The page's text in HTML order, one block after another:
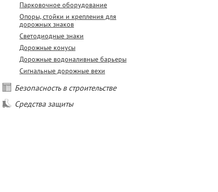
Парковочное оборудование
Опоры, стойки и крепления для
дорожных знаков
Светодиодные знаки
Дорожные конусы
Дорожные водоналивные барьеры
Сигнальные дорожные вехи
Безопасность в строительстве
Средства защиты